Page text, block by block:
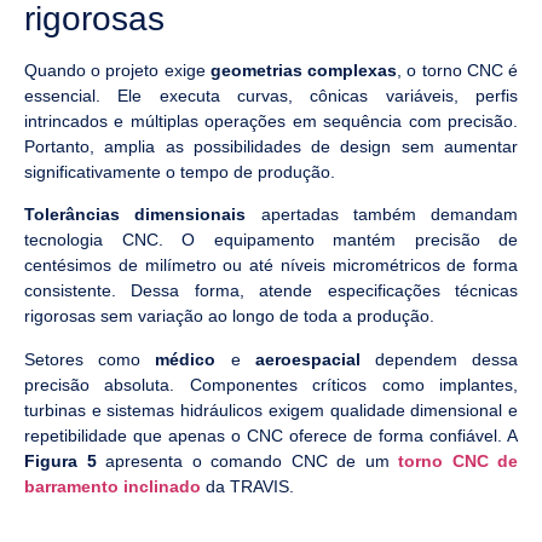
rigorosas
Quando o projeto exige geometrias complexas , o torno CNC é
essencial. Ele executa curvas, cônicas variáveis, perfis
intrincados e múltiplas operações em sequência com precisão.
Portanto, amplia as possibilidades de design sem aumentar
significativamente o tempo de produção.
Tolerâncias dimensionais apertadas também demandam
tecnologia CNC. O equipamento mantém precisão de
centésimos de milímetro ou até níveis micrométricos de forma
consistente. Dessa forma, atende especificações técnicas
rigorosas sem variação ao longo de toda a produção.
Setores como médico e aeroespacial dependem dessa
precisão absoluta. Componentes críticos como implantes,
turbinas e sistemas hidráulicos exigem qualidade dimensional e
repetibilidade que apenas o CNC oferece de forma confiável. A
Figura 5apresenta o comando CNC de um torno CNC de
barramento inclinado da TRAVIS.